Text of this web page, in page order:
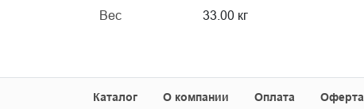
Вес 33.00 кг
Каталог О компании Оплата Оферта